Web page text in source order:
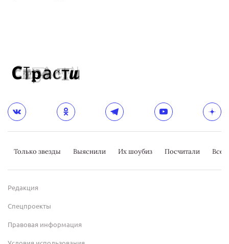
Только звезды Выяснили Их шоубиз Посчитали
Редакция
Спецпроекты
Правовая информация